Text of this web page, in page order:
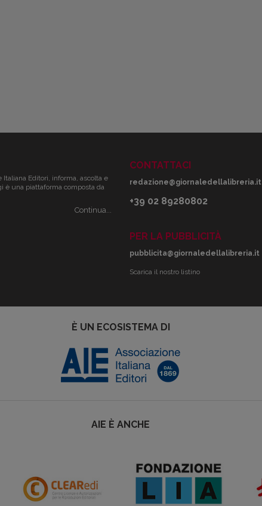
Italiana Editori, informa, ascolta e
è una piattaforma composta da
Continua...
CONTATTACI
redazione@giornaledellalibreria.it
+39 02 89280802
PER LA PUBBLICITÀ
pubblicita@giornaledellalibreria.it
Scarica il nostro listino
È UN ECOSISTEMA DI
AIE È ANCHE